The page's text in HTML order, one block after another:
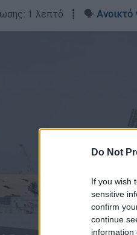
Do Not
If you wish
sensitive
confirm
continue
information
1 λεπτό ┋ 🗣️ Ανοικτό